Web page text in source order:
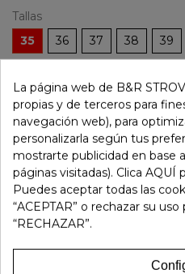
Tallas
35
36 37 38 39
-
Añadir
Referencia: 157426
Marca: Strover
Favorito 0
16 OTROS PRODUCTOS EN
La página web de B&R
propias y de terceros para
navegación web), para
personalizarla según tus
mostrarte publicidad en base
páginas visitadas). Clica AQUÍ
Puedes aceptar todas las
“ACEPTAR” o rechazar su
“RECHAZAR”.